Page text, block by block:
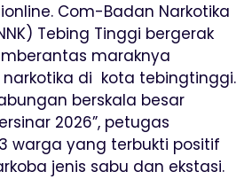
Com-Badan Narkotika
Tebing Tinggi bergerak
maraknya
di kota tebingtinggi.
berskala besar
2026”, petugas
warga yang terbukti positif
jenis sabu dan ekstasi.